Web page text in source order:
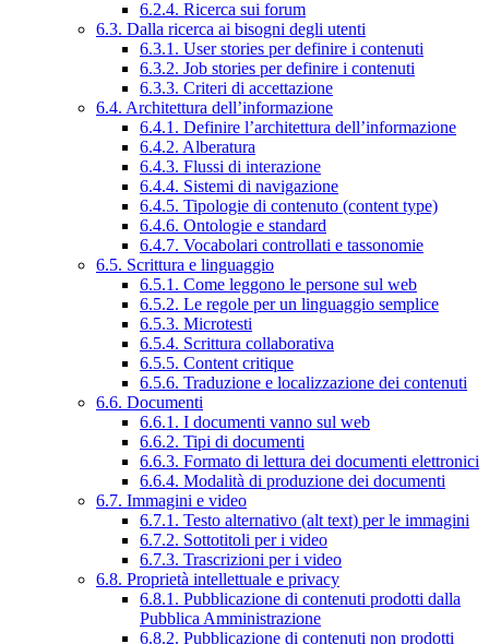
6.2.4. Ricerca sui forum
6.3. Dalla ricerca ai bisogni degli utenti
6.3.1. User stories per definire i contenuti
6.3.2. Job stories per definire i contenuti
6.3.3. Criteri di accettazione
6.4. Architettura dell’informazione
6.4.1. Definire l’architettura dell’informazione
6.4.2. Alberatura
6.4.3. Flussi di interazione
6.4.4. Sistemi di navigazione
6.4.5. Tipologie di contenuto (content type)
6.4.6. Ontologie e standard
6.4.7. Vocabolari controllati e tassonomie
6.5. Scrittura e linguaggio
6.5.1. Come leggono le persone sul web
6.5.2. Le regole per un linguaggio semplice
6.5.3. Microtesti
6.5.4. Scrittura collaborativa
6.5.5. Content critique
6.5.6. Traduzione e localizzazione dei contenuti
6.6. Documenti
6.6.1. I documenti vanno sul web
6.6.2. Tipi di documenti
6.6.3. Formato di lettura dei documenti elettronici
6.6.4. Modalità di produzione dei documenti
6.7. Immagini e video
6.7.1. Testo alternativo (alt text) per le immagini
6.7.2. Sottotitoli per i video
6.7.3. Trascrizioni per i video
6.8. Proprietà intellettuale e privacy
6.8.1. Pubblicazione di contenuti prodotti dalla
Pubblica Amministrazione
6.8.2. Pubblicazione di contenuti non prodotti